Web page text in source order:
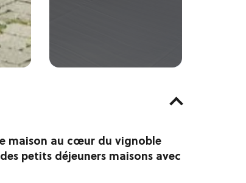
maison au cœur du vignoble
petits déjeuners maisons avec